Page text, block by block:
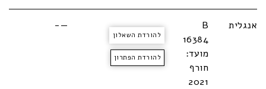
אנגלית
B
16384
מועד:
חורף
2021
להורדת השאלון
להורדת הפתרון
—-